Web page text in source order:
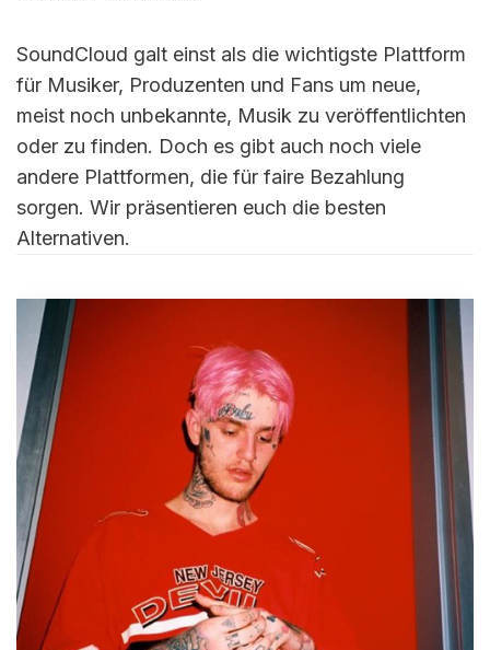
SoundCloud galt einst als die wichtigste Plattform
für Musiker, Produzenten und Fans um neue,
meist noch unbekannte, Musik zu veröffentlichten
oder zu finden. Doch es gibt auch noch viele
andere Plattformen, die für faire Bezahlung
sorgen. Wir präsentieren euch die besten
Alternativen.